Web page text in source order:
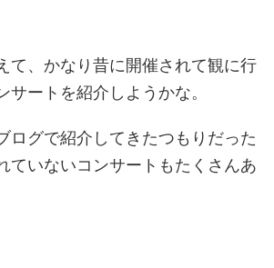
て、かなり昔に開催されて観に行
サートを紹介しようかな。
ログで紹介してきたつもりだった
ていないコンサートもたくさんあ